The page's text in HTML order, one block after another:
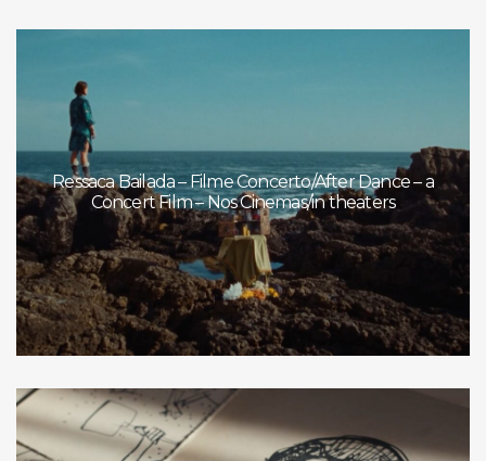
Ressaca Bailada – Filme Concerto/After Dance – a
Concert Film – Nos Cinemas/in theaters